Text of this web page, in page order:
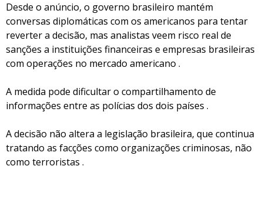
Desde o anúncio, o governo brasileiro mantém
conversas diplomáticas com os americanos para tentar
reverter a decisão, mas analistas veem risco real de
sanções a instituições financeiras e empresas brasileiras
com operações no mercado americano .
A medida pode dificultar o compartilhamento de
informações entre as polícias dos dois países .
A decisão não altera a legislação brasileira, que continua
tratando as facções como organizações criminosas, não
como terroristas .